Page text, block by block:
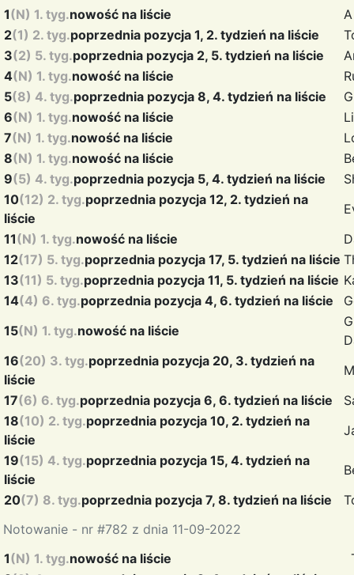
Notowanie - nr #782 z dnia 11-09-2022
1(N) 1. tyg.nowość na liście
2(1) 2. tyg.poprzednia pozycja 1, 2. tydzień na liście
3(2) 5. tyg.poprzednia pozycja 2, 5. tydzień na liście
4(N) 1. tyg.nowość na liście
5(8) 4. tyg.poprzednia pozycja 8, 4. tydzień na liście
6(N) 1. tyg.nowość na liście
7(N) 1. tyg.nowość na liście
8(N) 1. tyg.nowość na liście
9(5) 4. tyg.poprzednia pozycja 5, 4. tydzień na liście
10(12) 2. tyg.poprzednia pozycja 12, 2. tydzień na
liście
11(N) 1. tyg.nowość na liście
12(17) 5. tyg.poprzednia pozycja 17, 5. tydzień na liście
13(11) 5. tyg.poprzednia pozycja 11, 5. tydzień na liście
14(4) 6. tyg.poprzednia pozycja 4, 6. tydzień na liście
15(N) 1. tyg.nowość na liście
16(20) 3. tyg.poprzednia pozycja 20, 3. tydzień na
liście
17(6) 6. tyg.poprzednia pozycja 6, 6. tydzień na liście
18(10) 2. tyg.poprzednia pozycja 10, 2. tydzień na
liście
19(15) 4. tyg.poprzednia pozycja 15, 4. tydzień na
liście
20(7) 8. tyg.poprzednia pozycja 7, 8. tydzień na liście
1(N) 1. tyg.nowość na liście